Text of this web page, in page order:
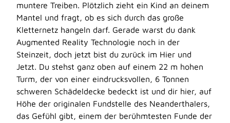
muntere Treiben. Plötzlich zieht ein Kind an deinem
Mantel und fragt, ob es sich durch das große
Kletternetz hangeln darf. Gerade warst du dank
Augmented Reality Technologie noch in der
Steinzeit, doch jetzt bist du zurück im Hier und
Jetzt. Du stehst ganz oben auf einem 22 m hohen
Turm, der von einer eindrucksvollen, 6 Tonnen
schweren Schädeldecke bedeckt ist und dir hier, auf
Höhe der originalen Fundstelle des Neanderthalers,
das Gefühl gibt, einem der berühmtesten Funde der